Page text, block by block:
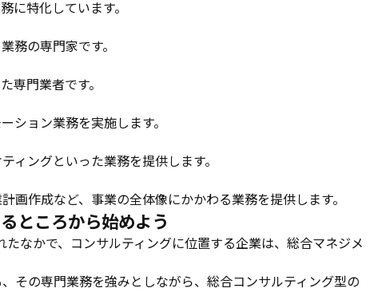
に特化しています。
務の専門家です。
専門業者です。
ション業務を実施します。
ィングといった業務を提供します。
作成など、事業の全体像にかかわる業務を提供します。
ところから始めよう
なかで、コンサルティングに位置する企業は、総合マネジメ
その専門業務を強みとしながら、総合コンサルティング型の